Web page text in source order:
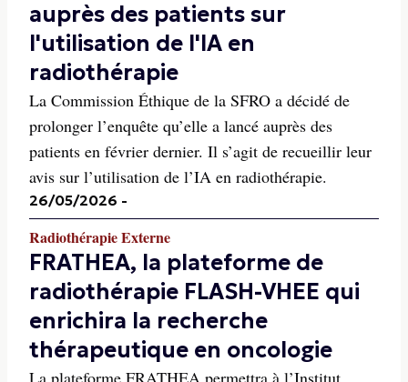
auprès des patients sur
l'utilisation de l'IA en
radiothérapie
La Commission Éthique de la SFRO a décidé de
prolonger l’enquête qu’elle a lancé auprès des
patients en février dernier. Il s’agit de recueillir leur
avis sur l’utilisation de l’IA en radiothérapie.
26/05/2026 -
Radiothérapie Externe
FRATHEA, la plateforme de
radiothérapie FLASH-VHEE qui
enrichira la recherche
thérapeutique en oncologie
La plateforme FRATHEA permettra à l’Institut